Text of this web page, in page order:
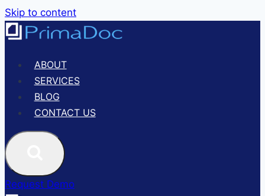
Skip to content
ABOUT
SERVICES
BLOG
CONTACT US
Request Demo